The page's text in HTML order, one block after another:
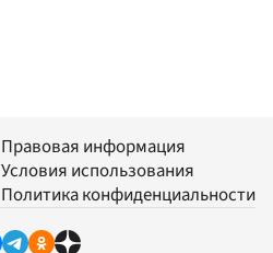
Правовая информация
Условия использования
Политика конфиденциальности